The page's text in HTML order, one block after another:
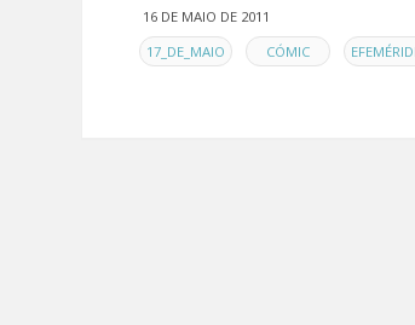
16 DE MAIO DE 2011
EN17_DE_MAIO CÓMIC